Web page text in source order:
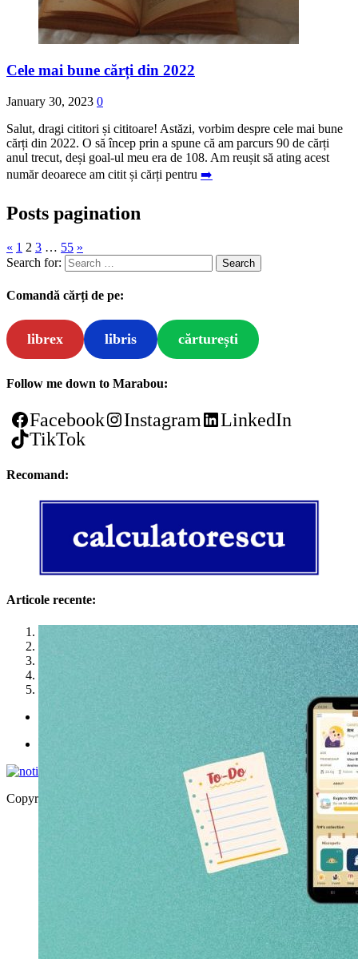
Cele mai bune cărți din 2022
January 30, 2023 0
Salut, dragi cititori și cititoare! Astăzi, vorbim despre cele mai bune
cărți din 2022. O să încep prin a spune că am parcurs 90 de cărți
anul trecut, deși goal-ul meu era de 108. Am reușit să ating acest
număr deoarece am citit și cărți pentru ➡️
Posts pagination
« 1 2 3 … 55 »
Search for:
Comandă cărți de pe:
librex libris cărturești
Follow me down to Marabou:
Facebook Instagram
LinkedIn
TikTok
Recomand:
Articole recente:
Politica de utilizare cookies
Copyright © 2026 | WordPress Theme byMH Themes